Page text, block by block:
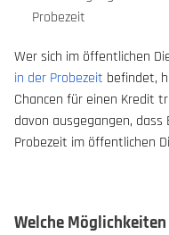
Probezeit
Wer sich im öffentlichen
in der Probezeit befindet,
Chancen für einen Kredit
davon ausgegangen,
Probezeit im öffentlichen
Welche